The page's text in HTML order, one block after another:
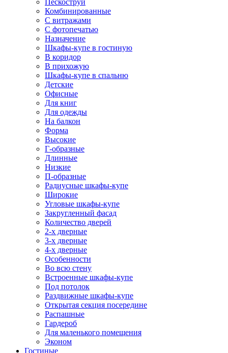
Пескоструй
Комбинированные
С витражами
С фотопечатью
Назначение
Шкафы-купе в гостиную
В коридор
В прихожую
Шкафы-купе в спальню
Детские
Офисные
Для книг
Для одежды
На балкон
Форма
Высокие
Г-образные
Длинные
Низкие
П-образные
Радиусные шкафы-купе
Широкие
Угловые шкафы-купе
Закругленный фасад
Количество дверей
2-х дверные
3-х дверные
4-х дверные
Особенности
Во всю стену
Встроенные шкафы-купе
Под потолок
Раздвижные шкафы-купе
Открытая секция посередине
Распашные
Гардероб
Для маленького помещения
Эконом
Гостиные